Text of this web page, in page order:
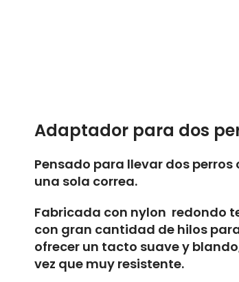
Adaptador para dos
Pensado para llevar dos perros
una sola correa.
Fabricada con nylon redondo
con gran cantidad de hilos
ofrecer un tacto suave y
vez que muy resistente.